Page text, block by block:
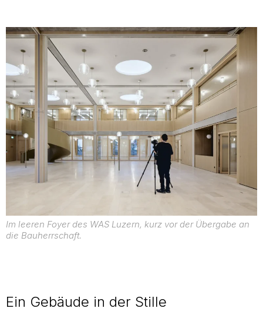
Im leeren Foyer des WAS Luzern, kurz vor der Übergabe an
die Bauherrschaft.
Ein Gebäude in der Stille